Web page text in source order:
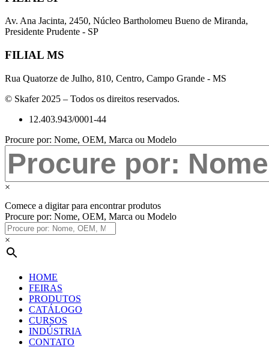
Av. Ana Jacinta, 2450, Núcleo Bartholomeu Bueno de Miranda,
Presidente Prudente - SP
FILIAL MS
Rua Quatorze de Julho, 810, Centro, Campo Grande - MS
© Skafer 2025 – Todos os direitos reservados.
12.403.943/0001-44
Procure por: Nome, OEM, Marca ou Modelo
×
Comece a digitar para encontrar produtos
Procure por: Nome, OEM, Marca ou Modelo
×
HOME
FEIRAS
PRODUTOS
CATÁLOGO
CURSOS
INDÚSTRIA
CONTATO